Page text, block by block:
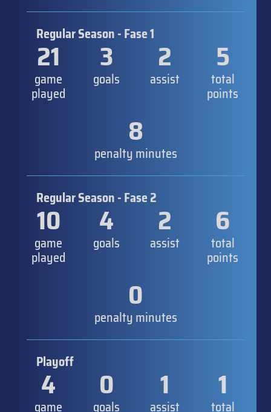
Regular Season - Fase 1
21
game
played
3
goals
2
assist
5
total
points
8
penalty minutes
Regular Season - Fase 2
10
game
played
4
goals
2
assist
6
total
points
0
penalty minutes
Playoff
4
game
0
goals
1
assist
1
total